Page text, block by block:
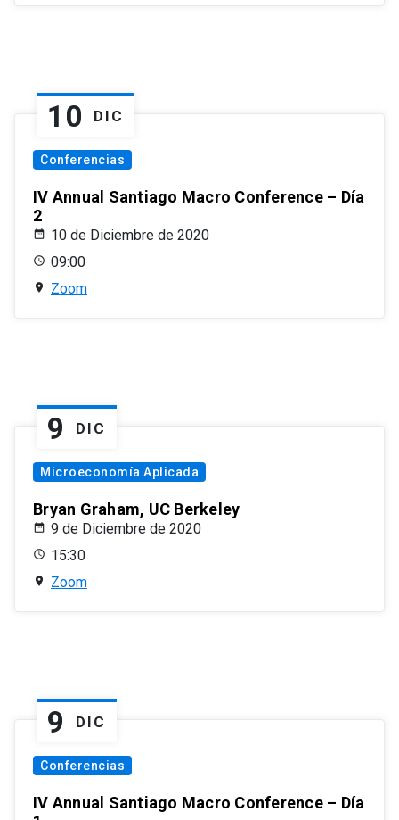
10 DIC
Conferencias
IV Annual Santiago Macro Conference – Día
2
10 de Diciembre de 2020
09:00
Zoom
9 DIC
Microeconomía Aplicada
Bryan Graham, UC Berkeley
9 de Diciembre de 2020
15:30
Zoom
9 DIC
Conferencias
IV Annual Santiago Macro Conference – Día